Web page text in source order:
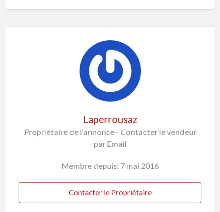
Laperrousaz
Propriétaire de l'annonce - Contacter le vendeur
par Email
Membre depuis: 7 mai 2016
Contacter le Propriétaire